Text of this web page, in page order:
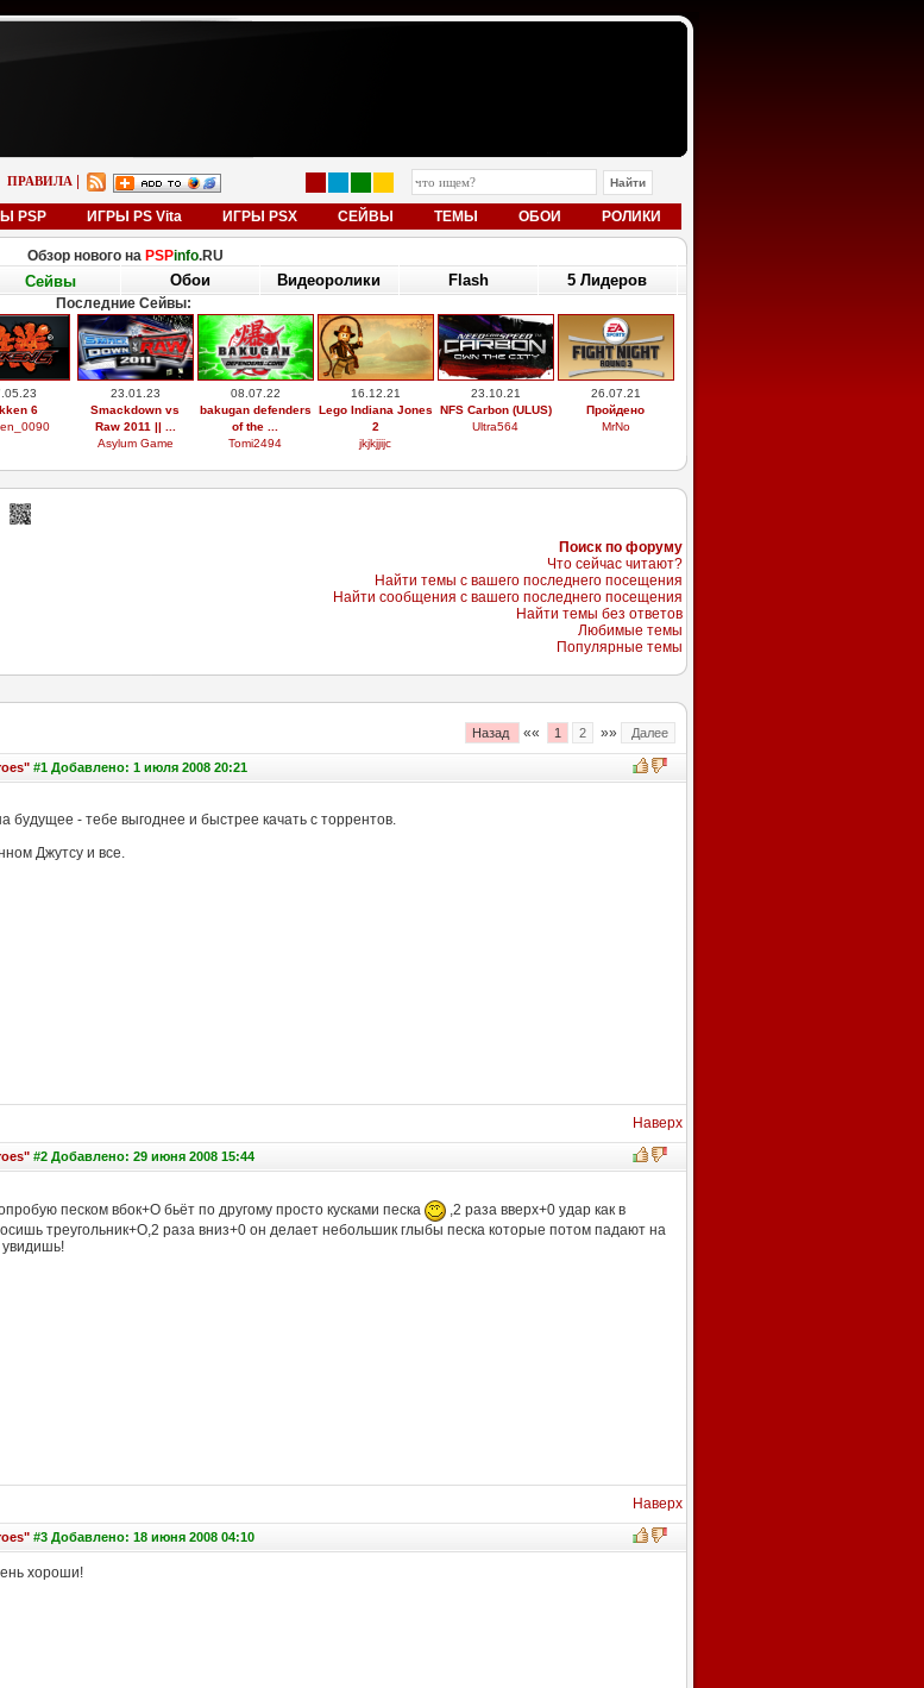
ПРАВИЛА
PSP ИГРЫ PS Vita ИГРЫ PSX СЕЙВЫ ТЕМЫ ОБОИ РОЛИКИ
Обзор нового на PSPinfo.RU
Сейвы Обои Видеоролики Flash 5 Лидеров
Последние Сейвы:
6
23.01.23
Smackdown vs
Raw 2011 || ...
Asylum Game
08.07.22
bakugan defenders
of the ...
Tomi2494
16.12.21
Lego Indiana Jones
2
jkjkjjijc
23.10.21
NFS Carbon (ULUS)
Ultra564
26.07.21
Пройдено
MrNo
Поиск по форуму
Что сейчас читают?
Найти темы с вашего последнего посещения
Найти сообщения с вашего последнего посещения
Найти темы без ответов
Любимые темы
Популярные темы
Назад «« 1 2 »» Далее
#1 Добавлено: 1 июля 2008 20:21
будущее - тебе выгоднее и быстрее качать с торрентов.
Джутсу и все.
Наверх
#2 Добавлено: 29 июня 2008 15:44
песком вбок+O бьёт по другому просто кусками песка
,2 раза вверх+0 удар как в
треугольник+О,2 раза вниз+0 он делает небольшик глыбы песка которые потом падают на
Наверх
#3 Добавлено: 18 июня 2008 04:10
хороши!